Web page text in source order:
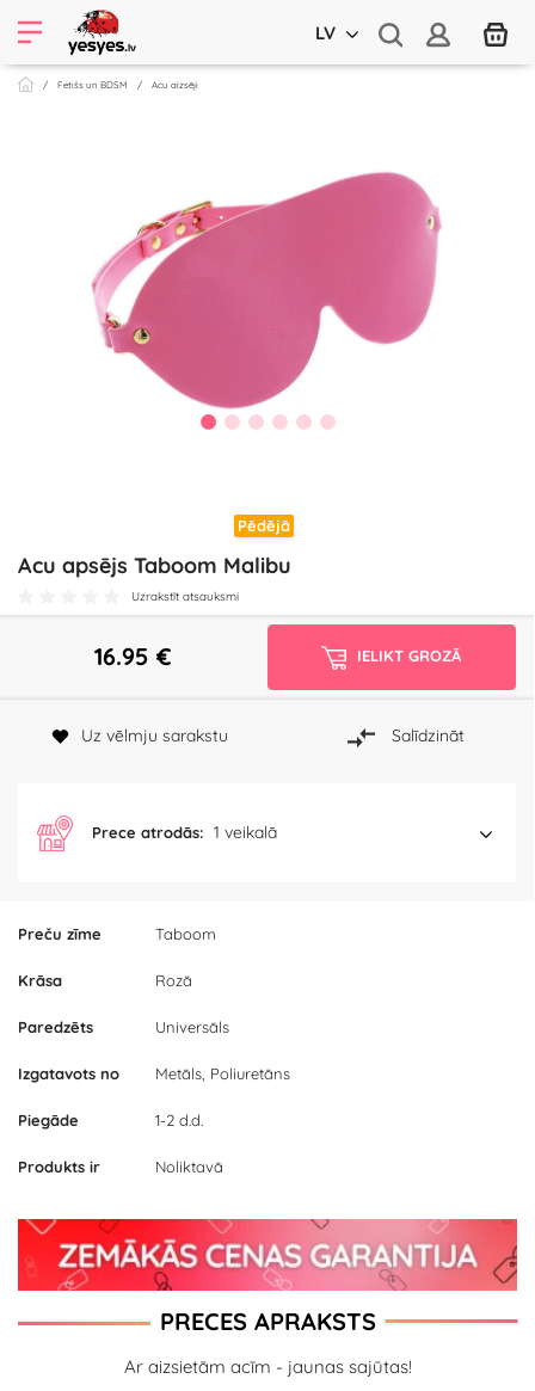
LV
Fetišs un BDSM Acu aizsēji
Pēdējā
Acu apsējs Taboom Malibu
Uzrakstīt atsauksmi
Preču zīme Taboom
Krāsa Rozā
Paredzēts Universāls
Izgatavots no Metāls, Poliuretāns
Piegāde 1-2 d.d.
Produkts ir Noliktavā
16.95 € IELIKT GROZĀ
Uz vēlmju sarakstu Salīdzināt
Prece atrodās: 1 veikalā
PRECES APRAKSTS
Ar aizsietām acīm - jaunas sajūtas!